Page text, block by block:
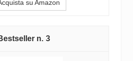
su Amazon
3